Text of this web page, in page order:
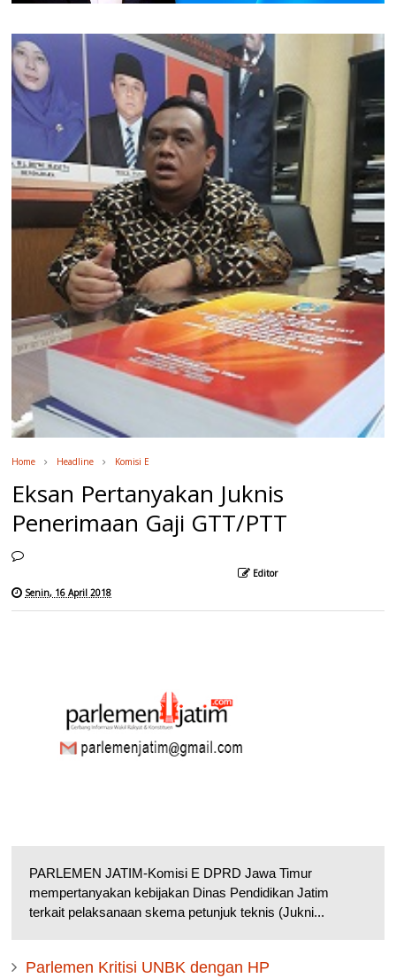
Home Headline Komisi E
Eksan Pertanyakan Juknis
Penerimaan Gaji GTT/PTT
Editor
Senin, 16 April 2018
PARLEMEN JATIM-Komisi E DPRD Jawa Timur
mempertanyakan kebijakan Dinas Pendidikan Jatim
terkait pelaksanaan skema petunjuk teknis (Jukni...
Parlemen Kritisi UNBK dengan HP